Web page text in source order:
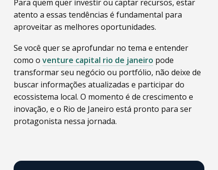
Para quem quer investir ou captar recursos, estar
atento a essas tendências é fundamental para
aproveitar as melhores oportunidades.
Se você quer se aprofundar no tema e entender
como o venture capital rio de janeiro pode
transformar seu negócio ou portfólio, não deixe de
buscar informações atualizadas e participar do
ecossistema local. O momento é de crescimento e
inovação, e o Rio de Janeiro está pronto para ser
protagonista nessa jornada.